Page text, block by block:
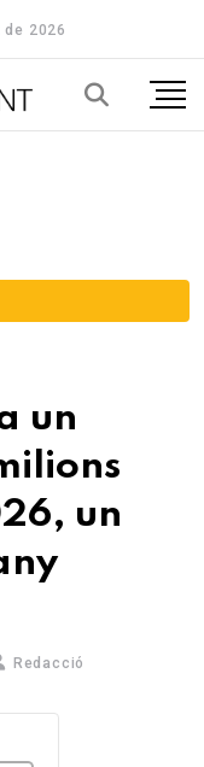
2026
un
un
Redacció